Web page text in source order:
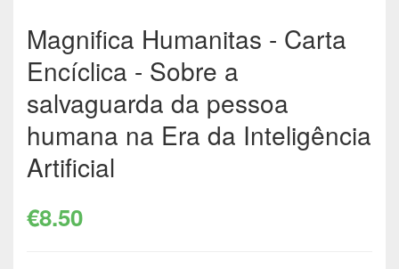
Magnifica Humanitas - Carta
Encíclica - Sobre a
salvaguarda da pessoa
humana na Era da Inteligência
Artificial
€8.50